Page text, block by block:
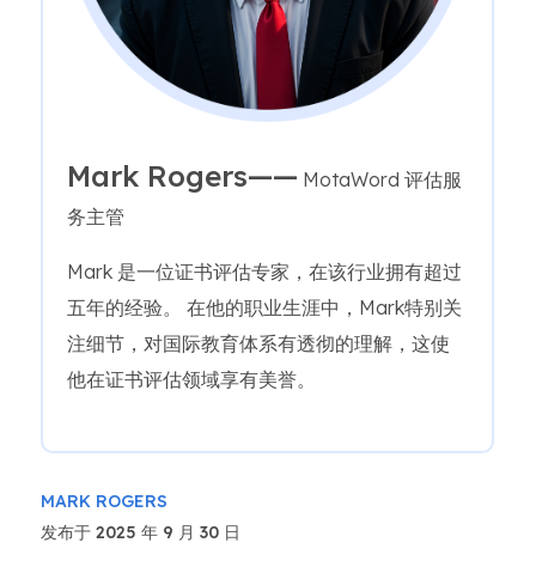
Mark Rogers—— MotaWord 评估服
务主管
Mark 是一位证书评估专家，在该行业拥有超过
五年的经验。 在他的职业生涯中，Mark特别关
注细节，对国际教育体系有透彻的理解，这使
他在证书评估领域享有美誉。
MARK ROGERS
发布于 2025 年 9 月 30 日